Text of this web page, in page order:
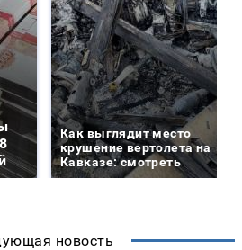
Как выглядит место
крушение вертолета на
Кавказе: смотреть
новость